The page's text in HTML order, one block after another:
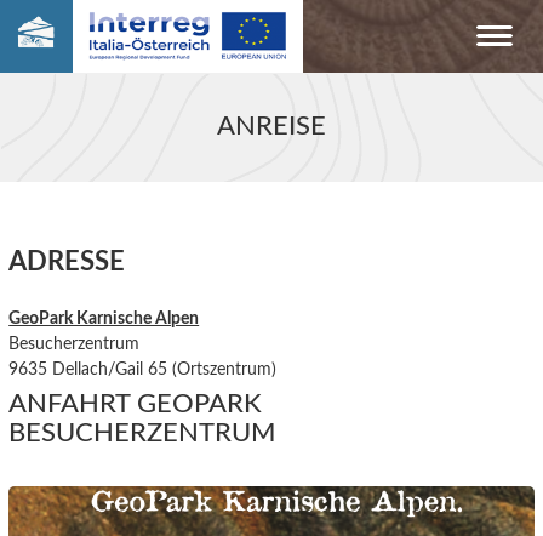
ANREISE
ADRESSE
GeoPark Karnische Alpen
Besucherzentrum
9635 Dellach/Gail 65 (Ortszentrum)
ANFAHRT GEOPARK
BESUCHERZENTRUM